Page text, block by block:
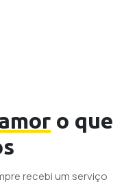
o que
recebi um serviço